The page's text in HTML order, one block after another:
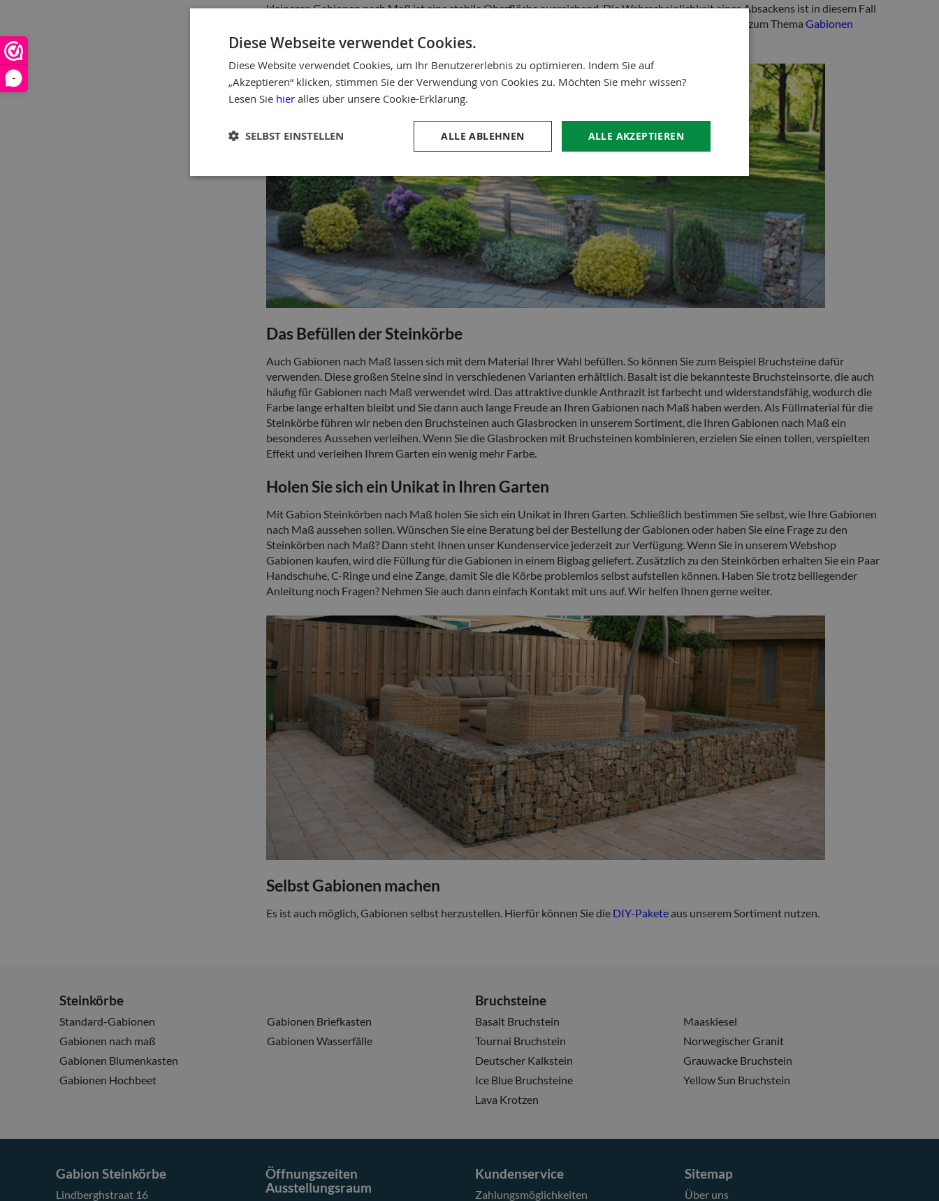
-
kleineren Gabionen nach Maß ist eine stabile Oberfläche ausreichend. Die Wahrscheinlichkeit eines Absackens ist in diesem Fall
gleich Null. Größere Modelle benötigen eine zusätzliche Verstärkung. In unserem Blog lesen Sie mehr zum Thema Gabionen
aufstellen.
Das Befüllen der Steinkörbe
Auch Gabionen nach Maß lassen sich mit dem Material Ihrer Wahl befüllen. So können Sie zum Beispiel Bruchsteine dafür
verwenden. Diese großen Steine sind in verschiedenen Varianten erhältlich. Basalt ist die bekannteste Bruchsteinsorte, die auch
häufig für Gabionen nach Maß verwendet wird. Das attraktive dunkle Anthrazit ist farbecht und widerstandsfähig, wodurch die
Farbe lange erhalten bleibt und Sie dann auch lange Freude an Ihren Gabionen nach Maß haben werden. Als Füllmaterial für die
Steinkörbe führen wir neben den Bruchsteinen auch Glasbrocken in unserem Sortiment, die Ihren Gabionen nach Maß ein
besonderes Aussehen verleihen. Wenn Sie die Glasbrocken mit Bruchsteinen kombinieren, erzielen Sie einen tollen, verspielten
Effekt und verleihen Ihrem Garten ein wenig mehr Farbe.
Holen Sie sich ein Unikat in Ihren Garten
Mit Gabion Steinkörben nach Maß holen Sie sich ein Unikat in Ihren Garten. Schließlich bestimmen Sie selbst, wie Ihre Gabionen
nach Maß aussehen sollen. Wünschen Sie eine Beratung bei der Bestellung der Gabionen oder haben Sie eine Frage zu den
Steinkörben nach Maß? Dann steht Ihnen unser Kundenservice jederzeit zur Verfügung. Wenn Sie in unserem Webshop
Gabionen kaufen, wird die Füllung für die Gabionen in einem Bigbag geliefert. Zusätzlich zu den Steinkörben erhalten Sie ein Paar
Handschuhe, C-Ringe und eine Zange, damit Sie die Körbe problemlos selbst aufstellen können. Haben Sie trotz beiliegender
Anleitung noch Fragen? Nehmen Sie auch dann einfach Kontakt mit uns auf. Wir helfen Ihnen gerne weiter.
Selbst Gabionen machen
Es ist auch möglich, Gabionen selbst herzustellen. Hierfür können Sie die DIY-Paketeaus unserem Sortiment nutzen.
Steinkörbe
Standard-Gabionen
Gabionen nach maß
Gabionen Blumenkasten
Gabionen Hochbeet
Gabionen Briefkasten
Gabionen Wasserfälle
Bruchsteine
Basalt Bruchstein
Tournai Bruchstein
Deutscher Kalkstein
Ice Blue Bruchsteine
Lava Krotzen
Maaskiesel
Norwegischer Granit
Grauwacke Bruchstein
Yellow Sun Bruchstein
Gabion Steinkörbe
Lindberghstraat 16
Öffnungszeiten
Ausstellungsraum
Kundenservice
Zahlungsmöglichkeiten
Sitemap
Über uns
Diese Webseite verwendet Cookies.
Diese Website verwendet Cookies, um Ihr Benutzererlebnis zu optimieren. Indem Sie auf
„Akzeptieren“ klicken, stimmen Sie der Verwendung von Cookies zu. Möchten Sie mehr wissen?
Lesen Sie hier alles über unsere Cookie-Erklärung.
ALLE AKZEPTIEREN
ALLE ABLEHNEN
SELBST EINSTELLEN